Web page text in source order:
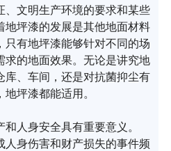
、文明生产环境的要求和某些
地坪漆的发展是其他地面材料
只有地坪漆能够针对不同的场
求的地面效果。无论是讲究地
库、车间，还是对抗菌抑尘有
坪漆都能适用。
人身安全具有重要意义。
人身伤害和财产损失的事件频